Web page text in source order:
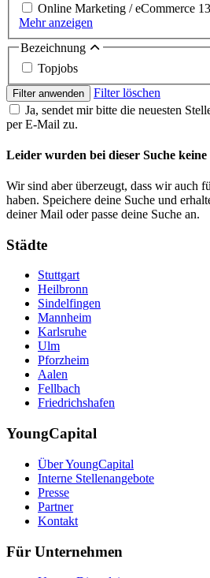
Online Marketing / eCommerce 13
Mehr anzeigen
Bezeichnung
Topjobs
Filter anwenden
Filter löschen
Ja, sendet mir bitte die neuesten
per E-Mail zu.
Leider wurden bei dieser Suche keine
Wir sind aber überzeugt, dass wir auch
haben. Speichere deine Suche und
deiner Mail oder passe deine Suche an.
Städte
Stuttgart
Heilbronn
Sindelfingen
Mannheim
Karlsruhe
Ulm
Pforzheim
Aalen
Fellbach
Friedrichshafen
YoungCapital
Über YoungCapital
Interne Stellenangebote
Presse
Partner
Kontakt
Für Unternehmen